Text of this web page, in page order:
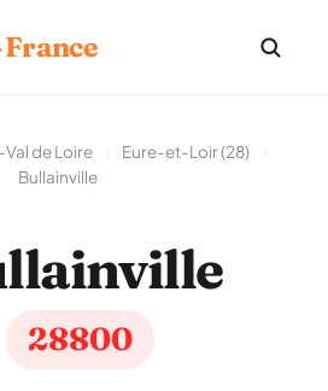
France
de Loire Eure-et-Loir (28)
Bullainville
28800